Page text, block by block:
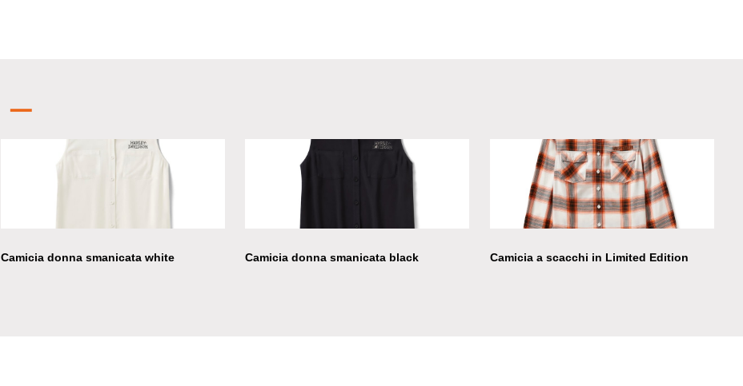
Camicia donna smanicata white Camicia donna smanicata black Camicia a scacchi in Limited Edition